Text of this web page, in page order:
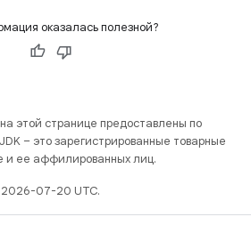
оказалась полезной?
этой странице предоставлены по
– это зарегистрированные товарные
и ее аффилированных лиц.
2026-07-20 UTC.